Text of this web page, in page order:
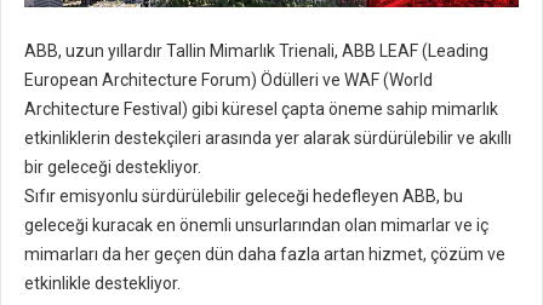
ABB, uzun yıllardır Tallin Mimarlık Trienali, ABB LEAF (Leading
European Architecture Forum) Ödülleri ve WAF (World
Architecture Festival) gibi küresel çapta öneme sahip mimarlık
etkinliklerin destekçileri arasında yer alarak sürdürülebilir ve akıllı
bir geleceği destekliyor.
Sıfır emisyonlu sürdürülebilir geleceği hedefleyen ABB, bu
geleceği kuracak en önemli unsurlarından olan mimarlar ve iç
mimarları da her geçen dün daha fazla artan hizmet, çözüm ve
etkinlikle destekliyor.